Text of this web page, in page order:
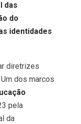
das
do
identidades
diretrizes
dos marcos
pela
da